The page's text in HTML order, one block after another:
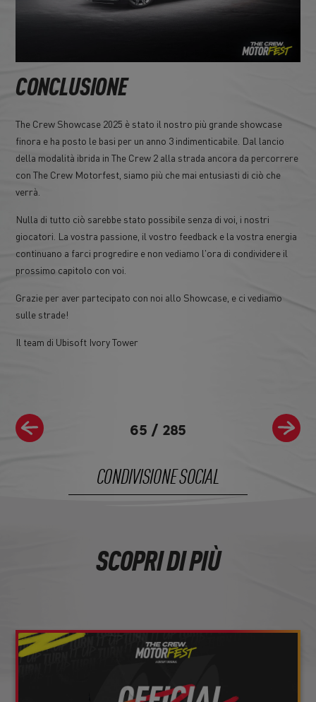
65 / 285
CONCLUSIONE
The Crew Showcase 2025 è stato il nostro più grande showcase
finora e ha posto le basi per un anno 3 indimenticabile. Dal lancio
della modalità ibrida in The Crew 2 alla strada ancora da percorrere
con The Crew Motorfest, siamo più che mai entusiasti di ciò che
verrà.
Nulla di tutto ciò sarebbe stato possibile senza di voi, i nostri
giocatori. La vostra passione, il vostro feedback e la vostra energia
continuano a farci progredire e non vediamo l'ora di condividere il
prossimo capitolo con voi.
Grazie per aver partecipato con noi allo Showcase, e ci vediamo
sulle strade!
Il team di Ubisoft Ivory Tower
CONDIVISIONE SOCIAL
SCOPRI DI PIÙ